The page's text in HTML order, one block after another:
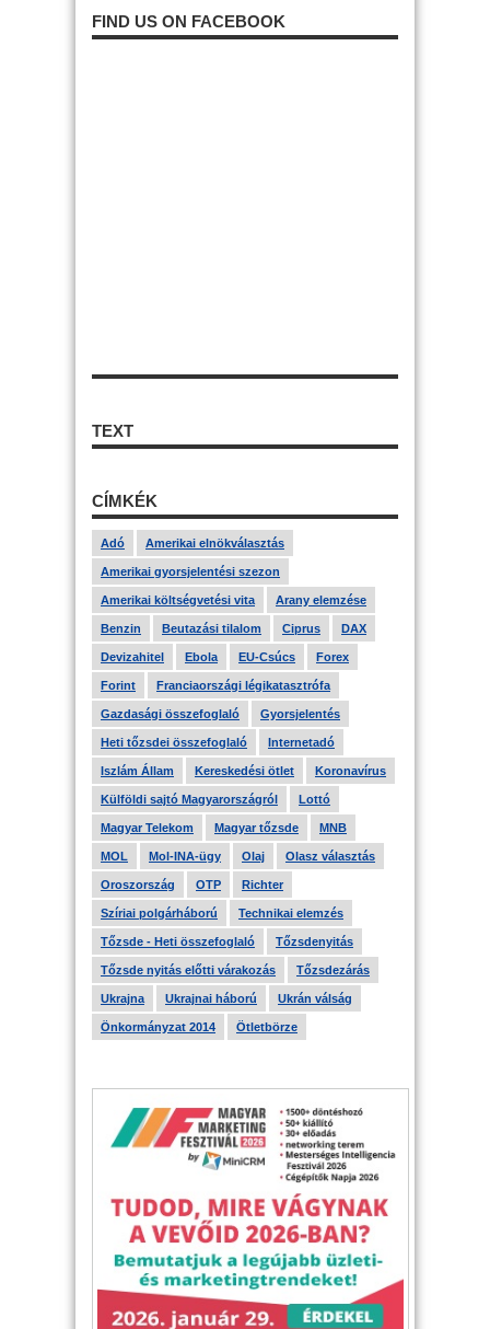
FIND US ON FACEBOOK
TEXT
CÍMKÉK
Adó Amerikai elnökválasztás
Amerikai gyorsjelentési szezon
Amerikai költségvetési vita Arany elemzése
Benzin Beutazási tilalom Ciprus DAX
Devizahitel Ebola EU-Csúcs Forex
Forint Franciaországi légikatasztrófa
Gazdasági összefoglaló Gyorsjelentés
Heti tőzsdei összefoglaló Internetadó
Iszlám Állam Kereskedési ötlet Koronavírus
Külföldi sajtó Magyarországról Lottó
Magyar Telekom Magyar tőzsde MNB
MOL Mol-INA-ügy Olaj Olasz választás
Oroszország OTP Richter
Szíriai polgárháború Technikai elemzés
Tőzsde - Heti összefoglaló Tőzsdenyitás
Tőzsde nyitás előtti várakozás Tőzsdezárás
Ukrajna Ukrajnai háború Ukrán válság
Önkormányzat 2014 Ötletbörze